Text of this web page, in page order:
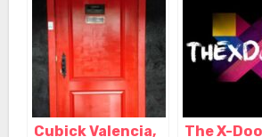
Cubick Valencia,
The X-